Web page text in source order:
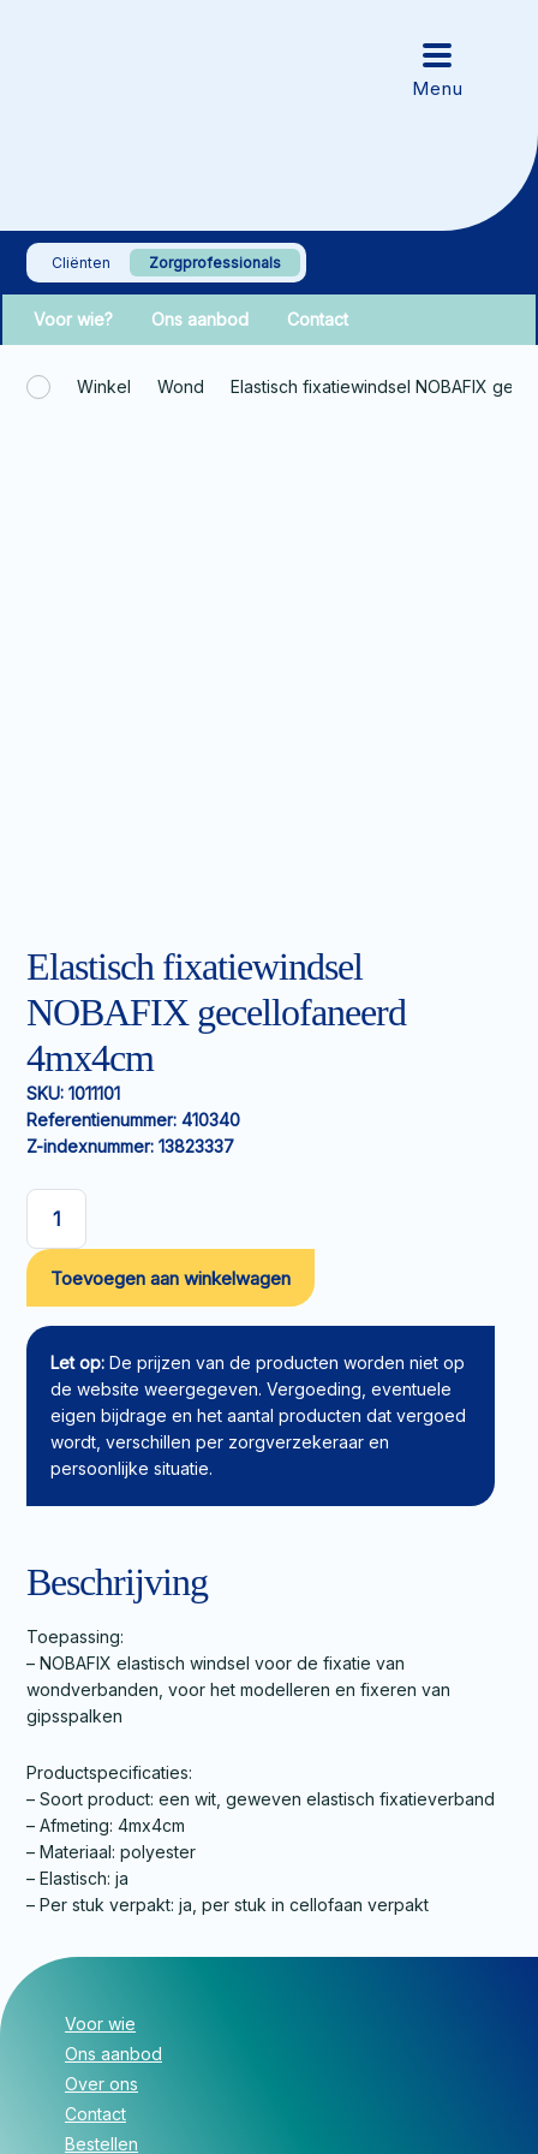
Cliënten Zorgprofessionals
Voor wie? Ons aanbod Contact
Winkel Wond Elastisch fixatiewindsel NOBAFIX
Elastisch fixatiewindsel
NOBAFIX gecellofaneerd
4mx4cm
SKU: 1011101
Referentienummer: 410340
Z-indexnummer: 13823337
Elastisch
fixatiewindsel
NOBAFIX
gecellofaneerd
4mx4cm
aantal
Toevoegen aan winkelwagen
Let op: De prijzen van de producten worden niet op
de website weergegeven. Vergoeding, eventuele
eigen bijdrage en het aantal producten dat vergoed
wordt, verschillen per zorgverzekeraar en
persoonlijke situatie.
Beschrijving
Toepassing:
– NOBAFIX elastisch windsel voor de fixatie van
wondverbanden, voor het modelleren en fixeren van
gipsspalken
Productspecificaties:
– Soort product: een wit, geweven elastisch fixatieverband
– Afmeting: 4mx4cm
– Materiaal: polyester
– Elastisch: ja
– Per stuk verpakt: ja, per stuk in cellofaan verpakt
Voor wie
Ons aanbod
Over ons
Contact
Bestellen